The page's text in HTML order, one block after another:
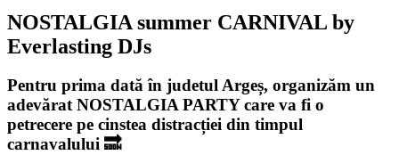
NOSTALGIA summer CARNIVAL by
Everlasting DJs
Pentru prima dată în judetul Argeș, organizăm un
adevărat NOSTALGIA PARTY care va fi o
petrecere pe cinstea distracției din timpul
carnavalului 🔜